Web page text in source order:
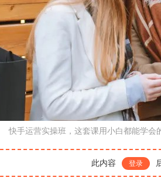
快手运营实操班，这套课用小白都能学会
此内容 登录